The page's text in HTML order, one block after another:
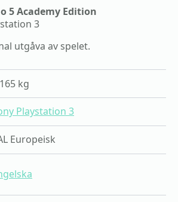
5 Academy Edition
3
utgåva av spelet.
kg
Playstation 3
Europeisk